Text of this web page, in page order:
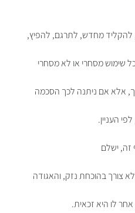
מחדש, לתרגם, להפיץ,
שימוש מסחרי או לא מסחרי
אלא אם ניתנה לכך הסכמה
העניין.
זה, ישלם
לו היא זכאית.